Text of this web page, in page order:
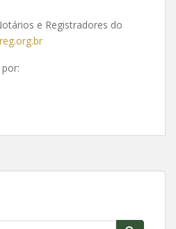
e Registradores do